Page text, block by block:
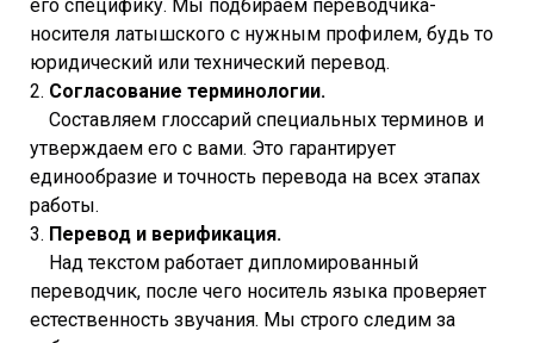
его специфику. Мы подбираем переводчика-
носителя латышского с нужным профилем, будь то
юридический или технический перевод.
2. Согласование терминологии.
Составляем глоссарий специальных терминов и
утверждаем его с вами. Это гарантирует
единообразие и точность перевода на всех этапах
работы.
3. Перевод и верификация.
Над текстом работает дипломированный
переводчик, после чего носитель языка проверяет
естественность звучания. Мы строго следим за